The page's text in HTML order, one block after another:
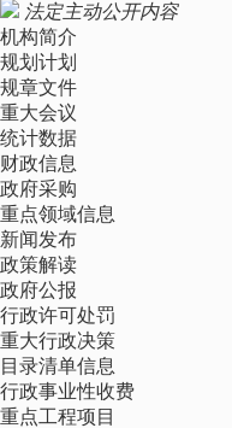
法定主动公开内容
机构简介
规划计划
规章文件
重大会议
统计数据
财政信息
政府采购
重点领域信息
新闻发布
政策解读
政府公报
行政许可处罚
重大行政决策
目录清单信息
行政事业性收费
重点工程项目